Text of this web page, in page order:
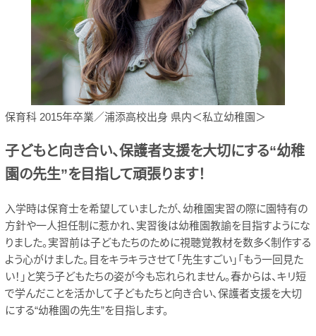
保育科 2015年卒業／浦添高校出身 県内＜私立幼稚園＞
子どもと向き合い、保護者支援を大切にする“幼稚
園の先生”を目指して頑張ります！
入学時は保育士を希望していましたが、幼稚園実習の際に園特有の
方針や一人担任制に惹かれ、実習後は幼稚園教諭を目指すようにな
りました。実習前は子どもたちのために視聴覚教材を数多く制作する
よう心がけました。目をキラキラさせて「先生すごい」「もう一回見た
い！」と笑う子どもたちの姿が今も忘れられません。春からは、キリ短
で学んだことを活かして子どもたちと向き合い、保護者支援を大切
にする“幼稚園の先生”を目指します。